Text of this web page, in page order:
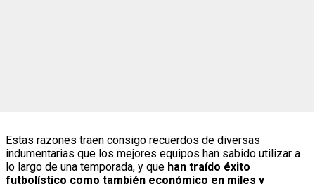
Estas razones traen consigo recuerdos de diversas
indumentarias que los mejores equipos han sabido utilizar a
lo largo de una temporada, y que han traído éxito
futbolístico como también económico en miles y